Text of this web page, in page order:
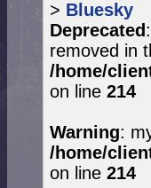
> Bluesky
Deprecated
removed in
/home/
on line 214
Warning:
/home/
on line 214